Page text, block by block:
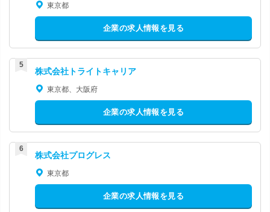
東京都
企業の求人情報を見る
株式会社トライトキャリア
東京都、大阪府
企業の求人情報を見る
株式会社プログレス
東京都
企業の求人情報を見る